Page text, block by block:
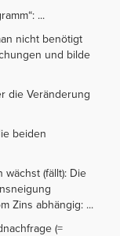
...
nicht benötigt
und bilde
die Veränderung
beiden
wächst (fällt): Die
Zins abhängig: ...
(=